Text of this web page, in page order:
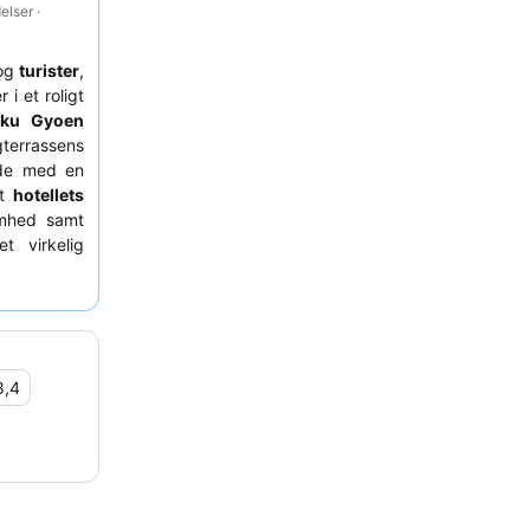
·
turister,
i et roligt
Gyoen
med en
hotellets
samt
virkelig